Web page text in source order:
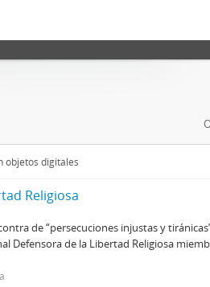
objetos digitales
Religiosa
de “persecuciones injustas y
Defensora de la Libertad Religiosa